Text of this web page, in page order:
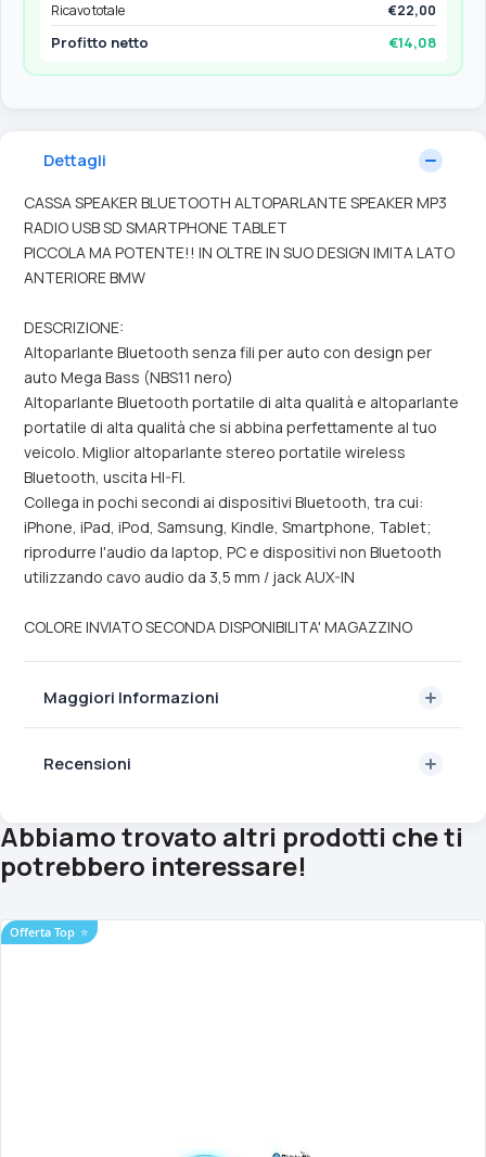
Ricavo totale
€22,00
Profitto netto €14,08
Dettagli
CASSA SPEAKER BLUETOOTH ALTOPARLANTE SPEAKER MP3
RADIO USB SD SMARTPHONE TABLET
PICCOLA MA POTENTE!! IN OLTRE IN SUO DESIGN IMITA LATO
ANTERIORE BMW
DESCRIZIONE:
Altoparlante Bluetooth senza fili per auto con design per
auto Mega Bass (NBS11 nero)
Altoparlante Bluetooth portatile di alta qualità e altoparlante
portatile di alta qualità che si abbina perfettamente al tuo
veicolo. Miglior altoparlante stereo portatile wireless
Bluetooth, uscita HI-FI.
Collega in pochi secondi ai dispositivi Bluetooth, tra cui:
iPhone, iPad, iPod, Samsung, Kindle, Smartphone, Tablet;
riprodurre l'audio da laptop, PC e dispositivi non Bluetooth
utilizzando cavo audio da 3,5 mm / jack AUX-IN
COLORE INVIATO SECONDA DISPONIBILITA' MAGAZZINO
Maggiori Informazioni
Recensioni
Abbiamo trovato altri prodotti che ti
potrebbero interessare!
Offerta Top ⭐